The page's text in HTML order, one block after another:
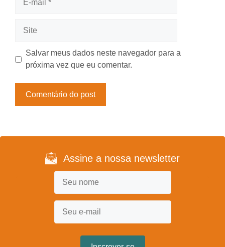
Salvar meus dados neste navegador para a
próxima vez que eu comentar.
Assine a nossa newsletter